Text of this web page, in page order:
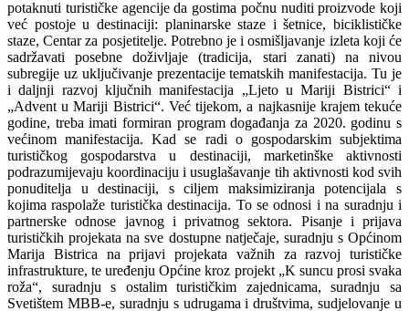
potaknuti turističke agencije da gostima počnu nuditi proizvode koji
već postoje u destinaciji: planinarske staze i šetnice, biciklističke
staze, Centar za posjetitelje. Potrebno je i osmišljavanje izleta koji će
sadržavati posebne doživljaje (tradicija, stari zanati) na nivou
subregije uz uključivanje prezentacije tematskih manifestacija. Tu je
i daljnji razvoj ključnih manifestacija „Ljeto u Mariji Bistrici“ i
„Advent u Mariji Bistrici“. Već tijekom, a najkasnije krajem tekuće
godine, treba imati formiran program događanja za 2020. godinu s
većinom manifestacija. Kad se radi o gospodarskim subjektima
turističkog gospodarstva u destinaciji, marketinške aktivnosti
podrazumijevaju koordinaciju i usuglašavanje tih aktivnosti kod svih
ponuditelja u destinaciji, s ciljem maksimiziranja potencijala s
kojima raspolaže turistička destinacija. To se odnosi i na suradnju i
partnerske odnose javnog i privatnog sektora. Pisanje i prijava
turističkih projekata na sve dostupne natječaje, suradnju s Općinom
Marija Bistrica na prijavi projekata važnih za razvoj turističke
infrastrukture, te uređenju Općine kroz projekt „K suncu prosi svaka
roža“, suradnju s ostalim turističkim zajednicama, suradnju sa
Svetištem MBB-e, suradnju s udrugama i društvima, sudjelovanje u